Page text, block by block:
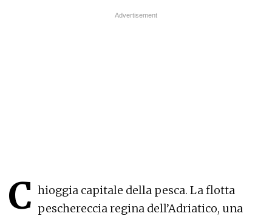
C hioggia capitale della pesca. La flotta
peschereccia regina dell’Adriatico, una